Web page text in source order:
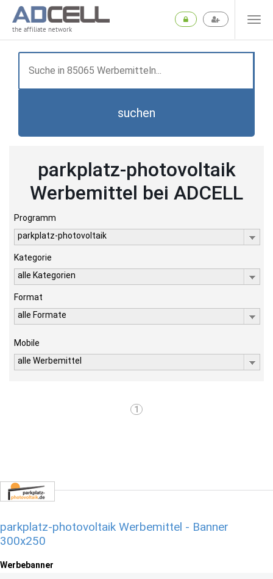
the affiliate network
suchen
parkplatz-photovoltaik
Werbemittel bei ADCELL
Programm
parkplatz-photovoltaik
Kategorie
alle Kategorien
Format
alle Formate
Mobile
alle Werbemittel
1
parkplatz-photovoltaik Werbemittel - Banner
300x250
Werbebanner